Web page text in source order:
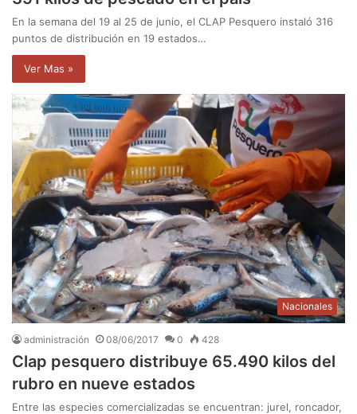
En la semana del 19 al 25 de junio, el CLAP Pesquero instaló 316
puntos de distribución en 19 estados…
Ver Mas »
Nacionales
administración 08/06/2017 0 428
Clap pesquero distribuye 65.490 kilos del
rubro en nueve estados
Entre las especies comercializadas se encuentran: jurel, roncador,